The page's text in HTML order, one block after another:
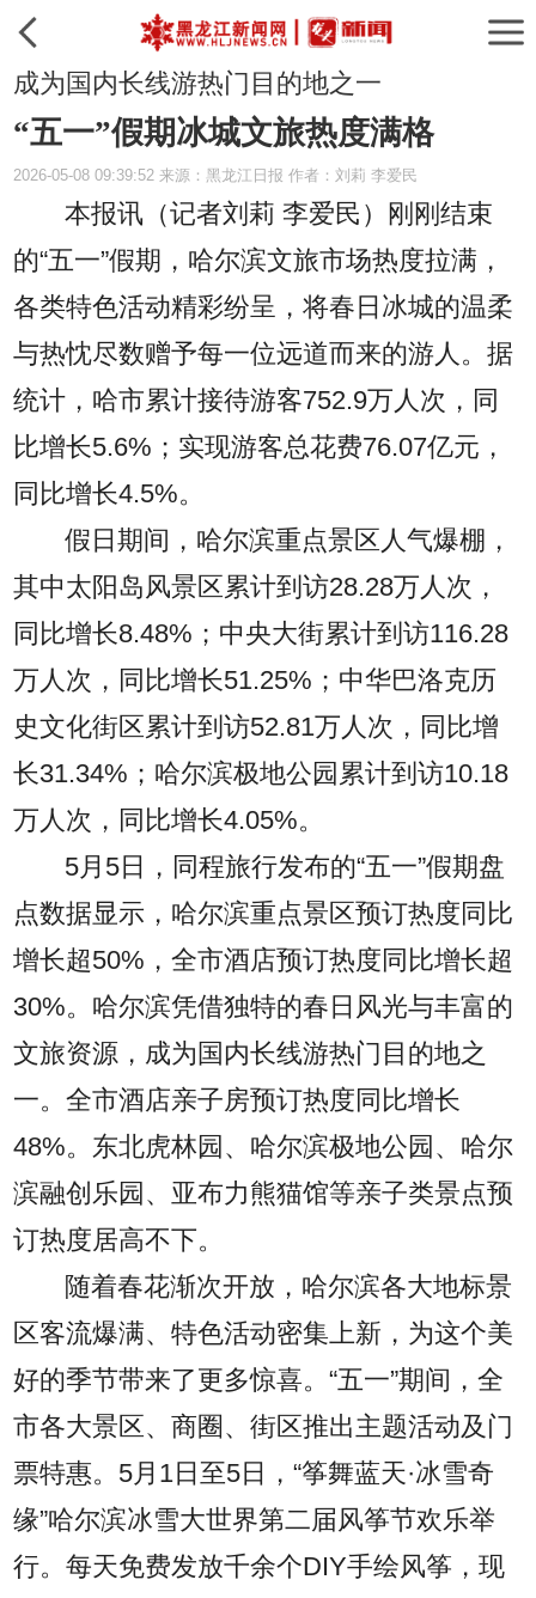
成为国内长线游热门目的地之一
“五一”假期冰城文旅热度满格
2026-05-08 09:39:52 来源：黑龙江日报 作者：刘莉 李爱民
本报讯（记者刘莉 李爱民）
刚刚结束
的“五一”假期，哈尔滨文旅市场热度拉满，
各类特色活动精彩纷呈，将春日冰城的温柔
与热忱尽数赠予每一位远道而来的游人。据
统计，哈市累计接待游客752.9万人次，同
比增长5.6%；实现游客总花费76.07亿元，
同比增长4.5%。
假日期间，哈尔滨重点景区人气爆棚，
其中太阳岛风景区累计到访28.28万人次，
同比增长8.48%；中央大街累计到访116.28
万人次，同比增长51.25%；中华巴洛克历
史文化街区累计到访52.81万人次，同比增
长31.34%；哈尔滨极地公园累计到访10.18
万人次，同比增长4.05%。
5月5日，同程旅行发布的“五一”假期盘
点数据显示，哈尔滨重点景区预订热度同比
增长超50%，全市酒店预订热度同比增长超
30%。哈尔滨凭借独特的春日风光与丰富的
文旅资源，成为国内长线游热门目的地之
一。全市酒店亲子房预订热度同比增长
48%。东北虎林园、哈尔滨极地公园、哈尔
滨融创乐园、亚布力熊猫馆等亲子类景点预
订热度居高不下。
随着春花渐次开放，哈尔滨各大地标景
区客流爆满、特色活动密集上新，为这个美
好的季节带来了更多惊喜。“五一”期间，全
市各大景区、商圈、街区推出主题活动及门
票特惠。5月1日至5日，“筝舞蓝天·冰雪奇
缘”哈尔滨冰雪大世界第二届风筝节欢乐举
行。每天免费发放千余个DIY手绘风筝，现